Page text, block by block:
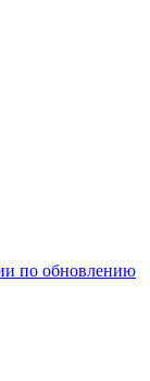
по обновлению